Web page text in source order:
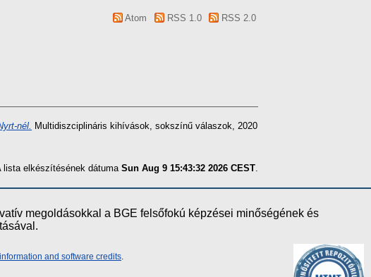
Atom RSS 1.0
RSS 2.0
nél. Multidiszciplináris kihívások, sokszínű válaszok, 2020
lista elkészítésének dátuma Sun Aug 9 15:43:32 2026 CEST.
megoldásokkal a BGE felsőfokú képzései minőségének és
and software credits